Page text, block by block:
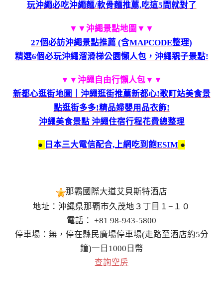
玩沖繩必吃沖繩麵/軟骨麵推薦,吃這5間就對了
▼▼沖繩景點地圖 ▼▼
27個必訪沖繩景點推薦 (含MAPCODE整理)
精選6個必玩沖繩溜滑梯公園懶人包，沖繩親子景點!
▼▼沖繩自由行懶人包▼▼
新都心逛街地圖｜沖繩逛街推薦新都心!歌町站美食景
點逛街多多!精品婦嬰用品衣飾!
沖繩美食景點 沖繩住宿行程花費總整理
● 日本三大電信配合,上網吃到飽ESIM ●
那霸國際大道艾貝斯特酒店
地址：沖縄県那覇市久茂地３丁目１−１０
電話： +81 98-943-5800
停車場：無，停在縣民廣場停車場(走路至酒店約5分
鐘)一日1000日幣
查詢空房